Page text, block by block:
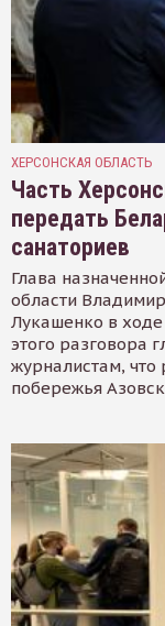
ХЕРСОНСКАЯ ОБЛАСТЬ
Часть
передать
санаториев
Глава
области
Лукашенко в
этого разговора
журналистам, что
побережья